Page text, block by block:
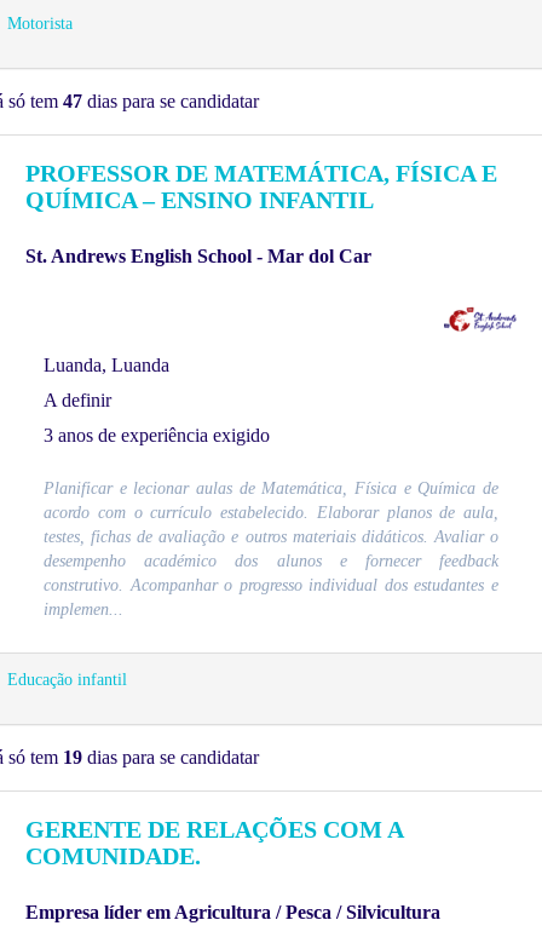
Motorista
só tem 47 dias para se candidatar
PROFESSOR DE MATEMÁTICA, FÍSICA E
QUÍMICA – ENSINO INFANTIL
St. Andrews English School - Mar dol Car
Luanda, Luanda
A definir
3 anos de experiência exigido
Planificar e lecionar aulas de Matemática, Física e Química de
acordo com o currículo estabelecido. Elaborar planos de aula,
testes, fichas de avaliação e outros materiais didáticos. Avaliar o
desempenho académico dos alunos e fornecer feedback
construtivo. Acompanhar o progresso individual dos estudantes e
implemen...
Educação infantil
só tem 19 dias para se candidatar
GERENTE DE RELAÇÕES COM A
COMUNIDADE.
Empresa líder em Agricultura / Pesca / Silvicultura